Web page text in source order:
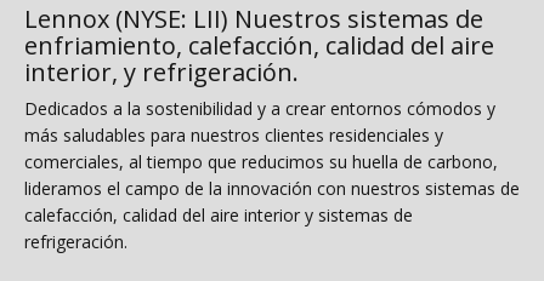
Lennox (NYSE: LII) Nuestros sistemas de
enfriamiento, calefacción, calidad del aire
interior, y refrigeración.
Dedicados a la sostenibilidad y a crear entornos cómodos y
más saludables para nuestros clientes residenciales y
comerciales, al tiempo que reducimos su huella de carbono,
lideramos el campo de la innovación con nuestros sistemas de
calefacción, calidad del aire interior y sistemas de
refrigeración.